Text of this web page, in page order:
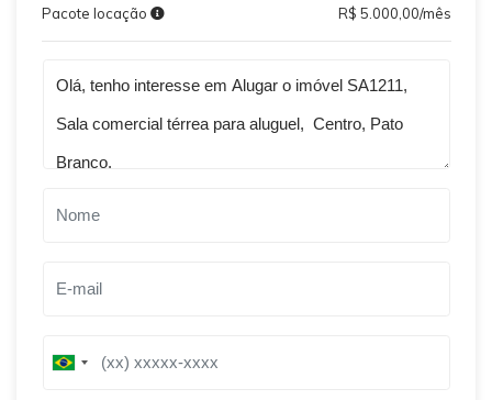
Pacote locação
R$ 5.000,00/mês
B